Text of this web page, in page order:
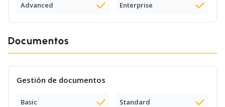
Advanced Enterprise
Documentos
Gestión de documentos
Basic Standard